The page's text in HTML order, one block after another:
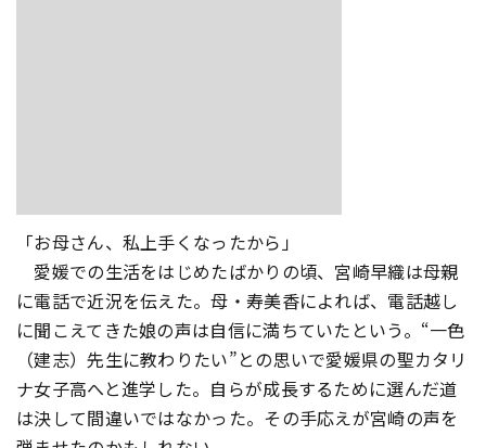
「お母さん、私上手くなったから」
愛媛での生活をはじめたばかりの頃、宮崎早織は母親
に電話で近況を伝えた。母・寿美香によれば、電話越し
に聞こえてきた娘の声は自信に満ちていたという。“一色
（建志）先生に教わりたい”との思いで愛媛県の聖カタリ
ナ女子高へと進学した。自らが成長するために選んだ道
は決して間違いではなかった。その手応えが宮崎の声を